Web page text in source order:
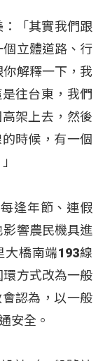
「其實我們跟
立體道路、行
解釋一下，我
往台東，我們
架上去，然後
時候，有一個
逢年節、連假
響農民機具進
大橋南端193線
方式改為一般
認為，以一般
安全。